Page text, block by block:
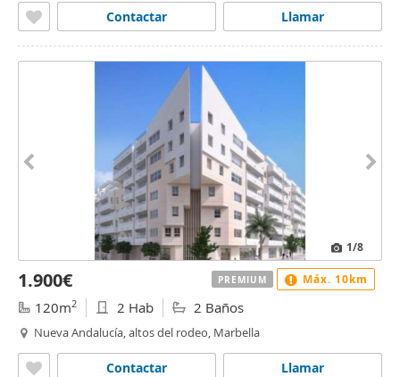
Llamar
Contactar
1/8
1.900€
120m2 2 Hab 2 Baños
Nueva Andalucía, altos del rodeo, Marbella
Llamar
Contactar
PREMIUM Máx. 10km